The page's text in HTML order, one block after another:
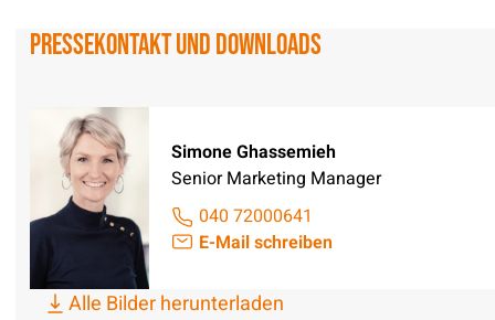
Pressekontakt und Downloads
Simone Ghassemieh
Senior Marketing Manager
040 72000641
E-Mail schreiben
Alle Bilder herunterladen